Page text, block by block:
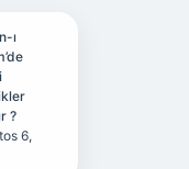
ı
?
6,